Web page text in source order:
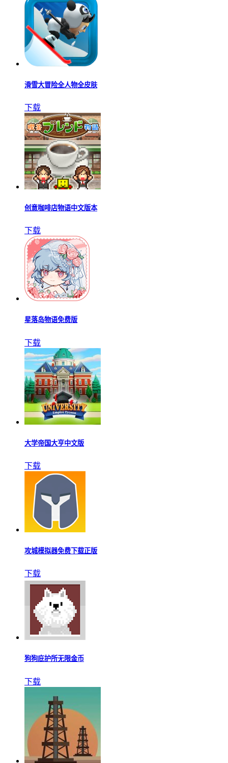
滑雪大冒险全人物全皮肤
下载
创意咖啡店物语中文版本
下载
星落岛物语免费版
下载
大学帝国大亨中文版
下载
攻城模拟器免费下载正版
下载
狗狗庇护所无限金币
下载